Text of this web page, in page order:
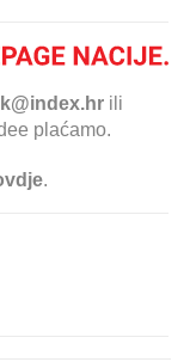
ili
plaćamo.
.